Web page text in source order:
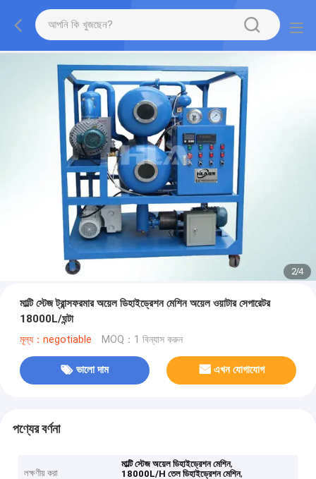
2/4
মাল্টি স্টেজ ট্রান্সফরমার অয়েল ডিহাইড্রেশন মেশিন অয়েল ওয়াটার সেপারেটর
18000L/ঘন্টা
মূল্য：negotiable MOQ：1 বিন্যাস করুন
ভালো দাম এখন যোগাযোগ
পণ্যের বর্ণনা
লক্ষণীয় করা
মাল্টি স্টেজ অয়েল ডিহাইড্রেশন মেশিন,
18000L/H তেল ডিহাইড্রেশন মেশিন,